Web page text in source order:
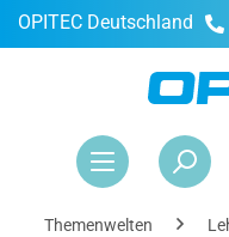
springen
OPITEC Deutschland
Themenwelten